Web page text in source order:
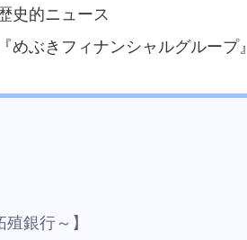
史的ニュース
めぶきフィナンシャルグループ』
銀行～】